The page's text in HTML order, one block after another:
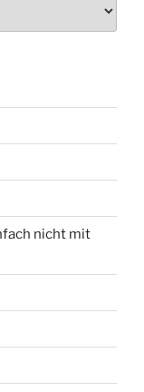
nicht mit